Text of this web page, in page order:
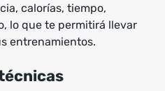
calorías, tiempo,
lo que te permitirá llevar
entrenamientos.